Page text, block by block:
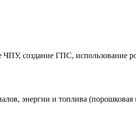
создание ГПС, использование
энергии и топлива (порошковая